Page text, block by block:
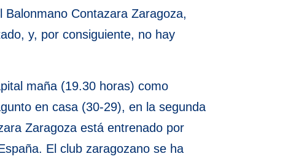
Contazara Zaragoza,
y, por consiguiente, no hay
maña (19.30 horas) como
en casa (30-29), en la segunda
Zaragoza está entrenado por
El club zaragozano se ha